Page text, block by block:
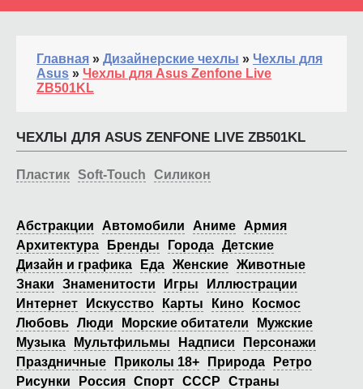
Главная » Дизайнерские чехлы » Чехлы для
Asus » Чехлы для Asus Zenfone Live
ZB501KL
ЧЕХЛЫ ДЛЯ ASUS ZENFONE LIVE ZB501KL
Пластик Soft-Touch Силикон
Абстракции Автомобили Аниме
Армия
Архитектура
Бренды Города Детские
Дизайн и графика
Еда Женские Животные
Знаки
Знаменитости Игры
Иллюстрации
Интернет
Искусство Карты Кино
Космос
Любовь Люди Морские обитатели
Мужские
Музыка
Мультфильмы Надписи
Персонажи
Праздничные
Приколы 18+ Природа
Ретро
Рисунки
Россия Спорт СССР
Страны